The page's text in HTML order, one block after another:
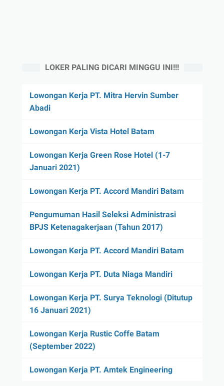
LOKER PALING DICARI MINGGU INI!!!
Lowongan Kerja PT. Mitra Hervin Sumber
Abadi
Lowongan Kerja Vista Hotel Batam
Lowongan Kerja Green Rose Hotel (1-7
Januari 2021)
Lowongan Kerja PT. Accord Mandiri Batam
Pengumuman Hasil Seleksi Administrasi
BPJS Ketenagakerjaan (Tahun 2017)
Lowongan Kerja PT. Accord Mandiri Batam
Lowongan Kerja PT. Duta Niaga Mandiri
Lowongan Kerja PT. Surya Teknologi (Ditutup
16 Januari 2021)
Lowongan Kerja Rustic Coffe Batam
(September 2022)
Lowongan Kerja PT. Amtek Engineering